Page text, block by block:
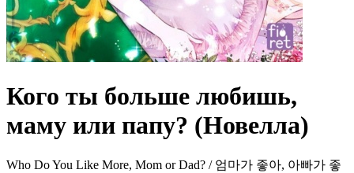
Кого ты больше любишь,
маму или папу? (Новелла)
Who Do You Like More, Mom or Dad? / 엄마가 좋아, 아빠가 좋